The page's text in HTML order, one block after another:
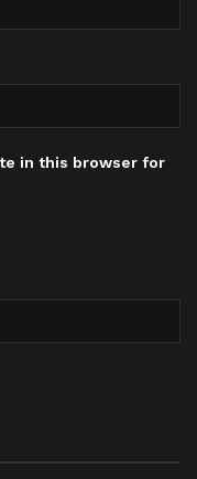
in this browser for